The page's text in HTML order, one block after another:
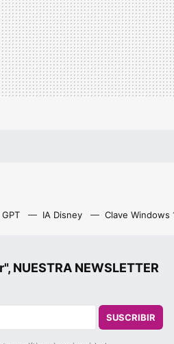
IA Disney Clave Windows
NUESTRA NEWSLETTER
SUSCRIBIR